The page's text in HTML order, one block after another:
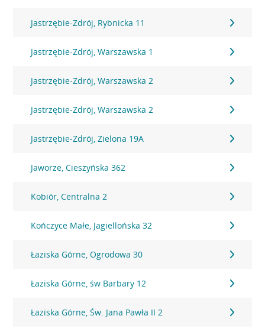
Jastrzębie-Zdrój, Rybnicka 11
Jastrzębie-Zdrój, Warszawska 1
Jastrzębie-Zdrój, Warszawska 2
Jastrzębie-Zdrój, Warszawska 2
Jastrzębie-Zdrój, Zielona 19A
Jaworze, Cieszyńska 362
Kobiór, Centralna 2
Kończyce Małe, Jagiellońska 32
Łaziska Górne, Ogrodowa 30
Łaziska Górne, św Barbary 12
Łaziska Górne, Św. Jana Pawła II 2